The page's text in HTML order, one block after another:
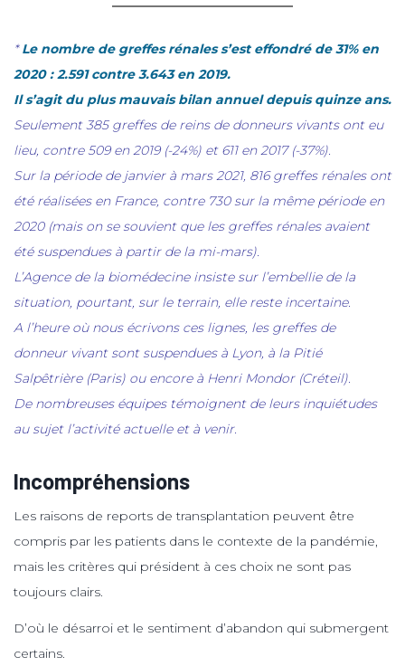
*Le nombre de greffes rénales s’est effondré de 31% en
2020 : 2.591 contre 3.643 en 2019.
Il s’agit du plus mauvais bilan annuel depuis quinze ans.
Seulement 385 greffes de reins de donneurs vivants ont eu
lieu, contre 509 en 2019 (-24%) et 611 en 2017 (-37%).
Sur la période de janvier à mars 2021, 816 greffes rénales ont
été réalisées en France, contre 730 sur la même période en
2020 (mais on se souvient que les greffes rénales avaient
été suspendues à partir de la mi-mars).
L’Agence de la biomédecine insiste sur l’embellie de la
situation, pourtant, sur le terrain, elle reste incertaine.
A l’heure où nous écrivons ces lignes, les greffes de
donneur vivant sont suspendues à Lyon, à la Pitié
Salpêtrière (Paris) ou encore à Henri Mondor (Créteil).
De nombreuses équipes témoignent de leurs inquiétudes
au sujet l’activité actuelle et à venir.
Incompréhensions
Les raisons de reports de transplantation peuvent être
compris par les patients dans le contexte de la pandémie,
mais les critères qui président à ces choix ne sont pas
toujours clairs.
D’où le désarroi et le sentiment d’abandon qui submergent
certains.